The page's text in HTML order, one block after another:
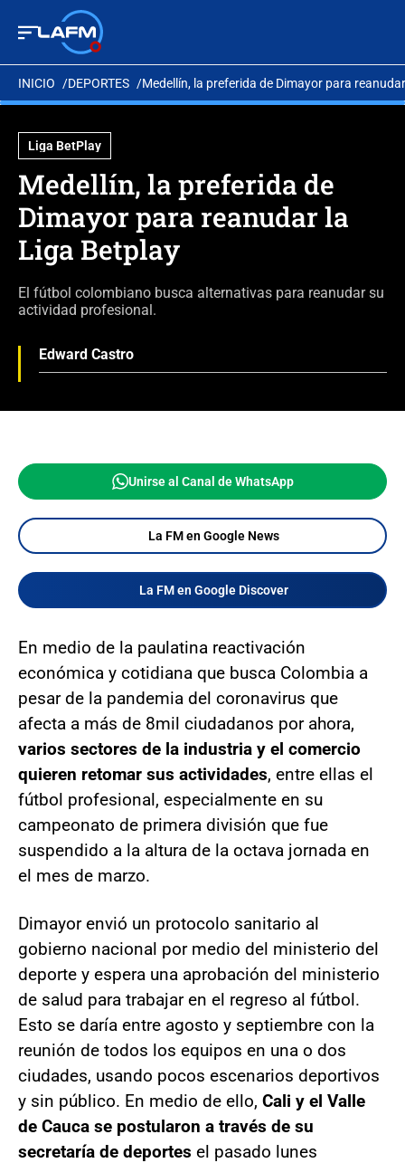
INICIO DEPORTES Medellín, la preferida de Dimayor para
Liga BetPlay
Medellín, la preferida de
Dimayor para reanudar la
Liga Betplay
El fútbol colombiano busca alternativas para reanudar su
actividad profesional.
Edward Castro
Unirse al Canal de WhatsApp
La FM en Google News
La FM en Google Discover
En medio de la paulatina reactivación
económica y cotidiana que busca Colombia a
pesar de la pandemia del coronavirus que
afecta a más de 8mil ciudadanos por ahora,
varios sectores de la industria y el comercio
quieren retomar sus actividades, entre ellas el
fútbol profesional, especialmente en su
campeonato de primera división que fue
suspendido a la altura de la octava jornada en
el mes de marzo.
Dimayor envió un protocolo sanitario al
gobierno nacional por medio del ministerio del
deporte y espera una aprobación del ministerio
de salud para trabajar en el regreso al fútbol.
Esto se daría entre agosto y septiembre con la
reunión de todos los equipos en una o dos
ciudades, usando pocos escenarios deportivos
y sin público. En medio de ello, Cali y el Valle
de Cauca se postularon a través de su
secretaría de deportes el pasado lunes